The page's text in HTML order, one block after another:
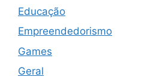
Educação
Empreendedorismo
Games
Geral